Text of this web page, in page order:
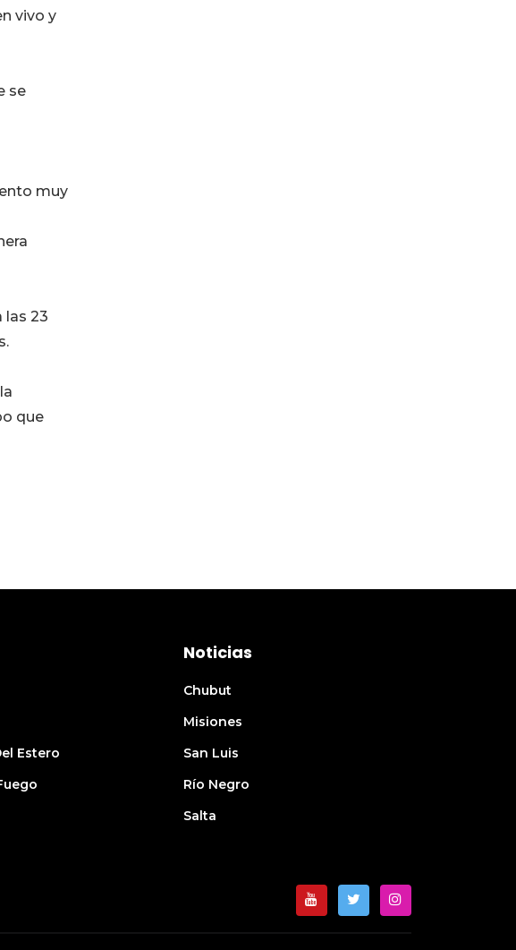
vivo y
se
muy
las 23
que
Estero
Noticias
Chubut
Misiones
San Luis
Río Negro
Salta